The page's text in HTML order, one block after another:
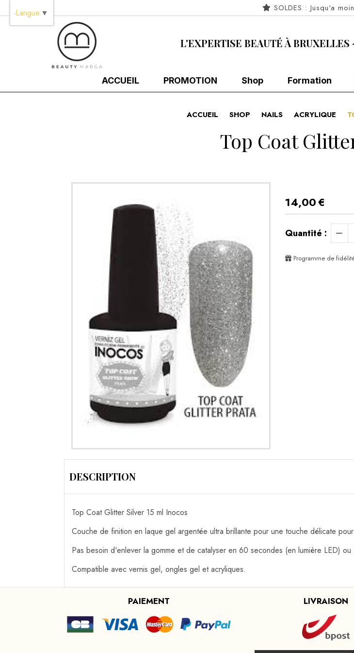
SOLDES : Jusqu'a
L'EXPERTISE BEAUTÉ À
ACCUEIL PROMOTION Shop Formation
ACCUEIL SHOP NAILS ACRYLIQUE
Top Coat
14,00€
Quantité :
Programme de
DESCRIPTION
Top Coat Glitter Silver 15 ml Inocos
Couche de finition en laque gel argentée ultra brillante pour une touche délicate
Pas besoin d'enlever la gomme et de catalyser en 60 secondes (en lumière LED)
Compatible avec vernis gel, ongles gel et acryliques.
PAIEMENT LIVRAISON
Langue ▼